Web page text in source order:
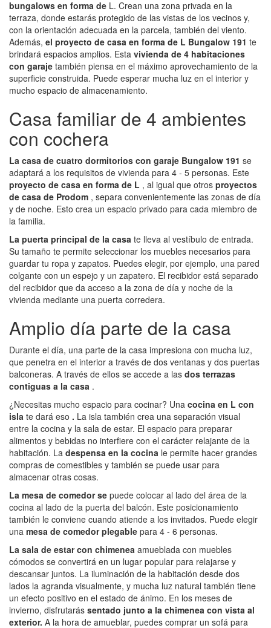
bungalows en forma de L. Crean una zona privada en la
terraza, donde estarás protegido de las vistas de los vecinos y,
con la orientación adecuada en la parcela, también del viento.
Además, el proyecto de casa en forma de L Bungalow 191 te
brindará espacios amplios. Esta vivienda de 4 habitaciones
con garaje también piensa en el máximo aprovechamiento de la
superficie construida. Puede esperar mucha luz en el interior y
mucho espacio de almacenamiento.
Casa familiar de 4 ambientes
con cochera
La casa de cuatro dormitorios con garaje Bungalow 191 se
adaptará a los requisitos de vivienda para 4 - 5 personas. Este
proyecto de casa en forma de L , al igual que otros proyectos
de casa de Prodom , separa convenientemente las zonas de día
y de noche. Esto crea un espacio privado para cada miembro de
la familia.
La puerta principal de la casa te lleva al vestíbulo de entrada.
Su tamaño te permite seleccionar los muebles necesarios para
guardar tu ropa y zapatos. Puedes elegir, por ejemplo, una pared
colgante con un espejo y un zapatero. El recibidor está separado
del recibidor que da acceso a la zona de día y noche de la
vivienda mediante una puerta corredera.
Amplio día parte de la casa
Durante el día, una parte de la casa impresiona con mucha luz,
que penetra en el interior a través de dos ventanas y dos puertas
balconeras. A través de ellos se accede a las dos terrazas
contiguas a la casa .
¿Necesitas mucho espacio para cocinar? Una cocina en L con
isla te dará eso . La isla también crea una separación visual
entre la cocina y la sala de estar. El espacio para preparar
alimentos y bebidas no interfiere con el carácter relajante de la
habitación. La despensa en la cocina le permite hacer grandes
compras de comestibles y también se puede usar para
almacenar otras cosas.
La mesa de comedor se puede colocar al lado del área de la
cocina al lado de la puerta del balcón. Este posicionamiento
también le conviene cuando atiende a los invitados. Puede elegir
una mesa de comedor plegable para 4 - 6 personas.
La sala de estar con chimenea amueblada con muebles
cómodos se convertirá en un lugar popular para relajarse y
descansar juntos. La iluminación de la habitación desde dos
lados la agranda visualmente, y mucha luz natural también tiene
un efecto positivo en el estado de ánimo. En los meses de
invierno, disfrutarás sentado junto a la chimenea con vista al
exterior. A la hora de amueblar, puedes comprar un sofá para